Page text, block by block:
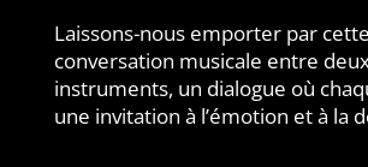
Laissons-nous emporter par cette
conversation musicale entre
instruments, un dialogue où
une invitation à l’émotion et à la